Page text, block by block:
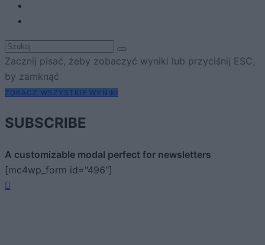
Zacznij pisać, żeby zobaczyć wyniki lub przyciśnij ESC,
by zamknąć
ZOBACZ WSZYSTKIE WYNIKI
SUBSCRIBE
A customizable modal perfect for newsletters
[mc4wp_form id="496"]